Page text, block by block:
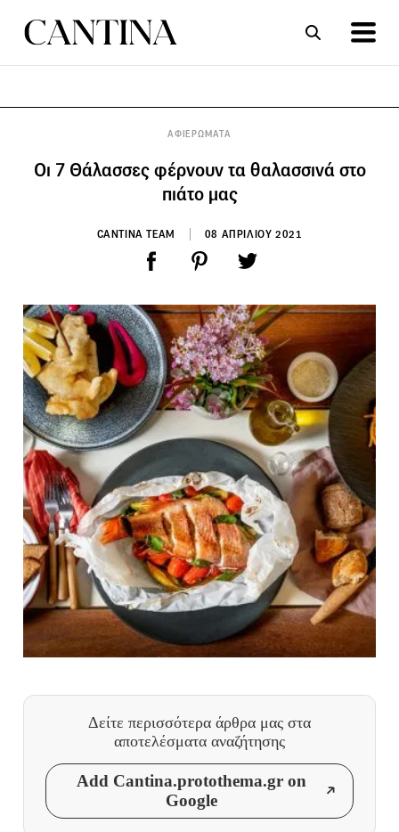
ΑΦΙΕΡΩΜΑΤΑ
Οι 7 Θάλασσες φέρνουν τα θαλασσινά στο
πιάτο μας
CANTINA TEAM 08 ΑΠΡΙΛΙΟΥ 2021
Δείτε περισσότερα άρθρα μας στα
αποτελέσματα αναζήτησης
Add Cantina.protothema.gr on
Google